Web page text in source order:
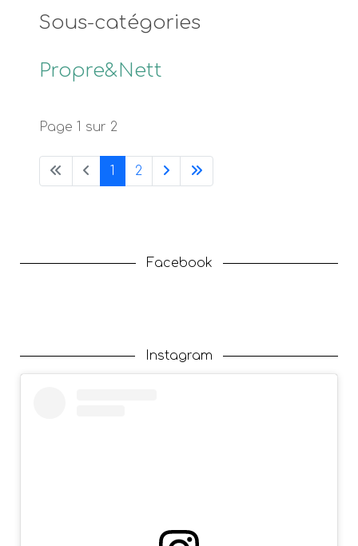
Sous-catégories
Propre&Nett
Page 1 sur 2
1 2
Facebook
Instagram